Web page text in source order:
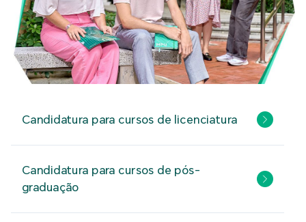
Candidatura para cursos de licenciatura
Candidatura para cursos de pós-
graduação